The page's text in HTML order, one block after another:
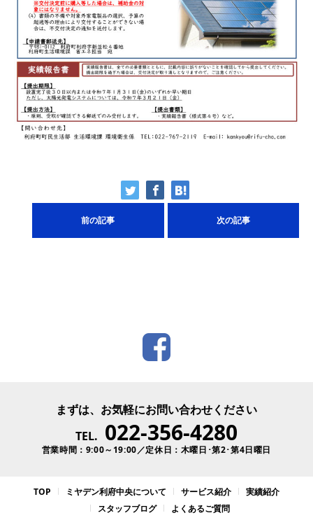
前の記事 次の記事
まずは、お気軽にお問い合わせください
TEL. 022-356-4280
営業時間：9:00～19:00／定休日：木曜日･第2･第4日曜日
TOP ミヤデン利府中央について サービス紹介
実績紹介
スタッフブログ
よくあるご質問